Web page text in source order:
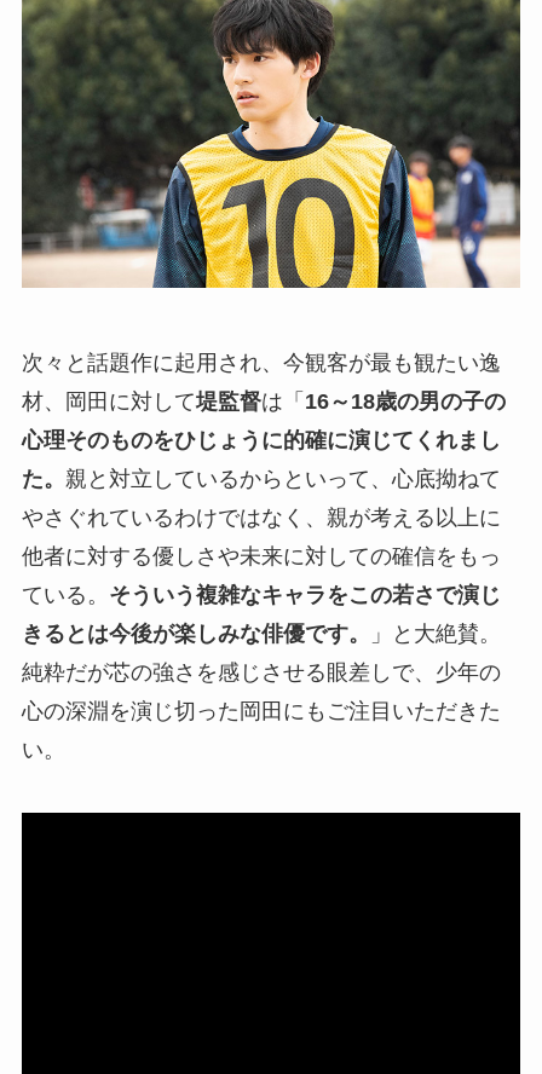
次々と話題作に起用され、今観客が最も観たい逸
材、岡田に対して堤監督は「 16～18歳の男の子の
心理そのものをひじょうに的確に演じてくれまし
た。 親と対立しているからといって、心底拗ねて
やさぐれているわけではなく、親が考える以上に
他者に対する優しさや未来に対しての確信をもっ
ている。 そういう複雑なキャラをこの若さで演じ
きるとは今後が楽しみな俳優です。
」と大絶賛。
純粋だが芯の強さを感じさせる眼差しで、少年の
心の深淵を演じ切った岡田にもご注目いただきた
い。